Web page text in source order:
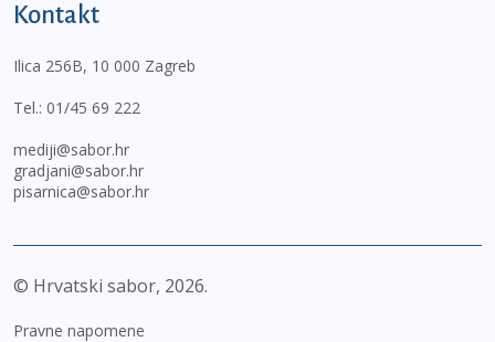
Kontakt
Ilica 256B, 10 000 Zagreb
Tel.: 01/45 69 222
mediji@sabor.hr
gradjani@sabor.hr
pisarnica@sabor.hr
© Hrvatski sabor, 2026
Pravne napomene